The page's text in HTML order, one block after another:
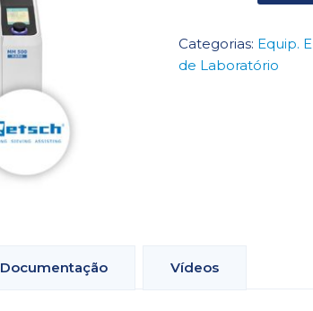
Bolas
MM
Categorias: Equip.
de Laboratório
Documentação Vídeos